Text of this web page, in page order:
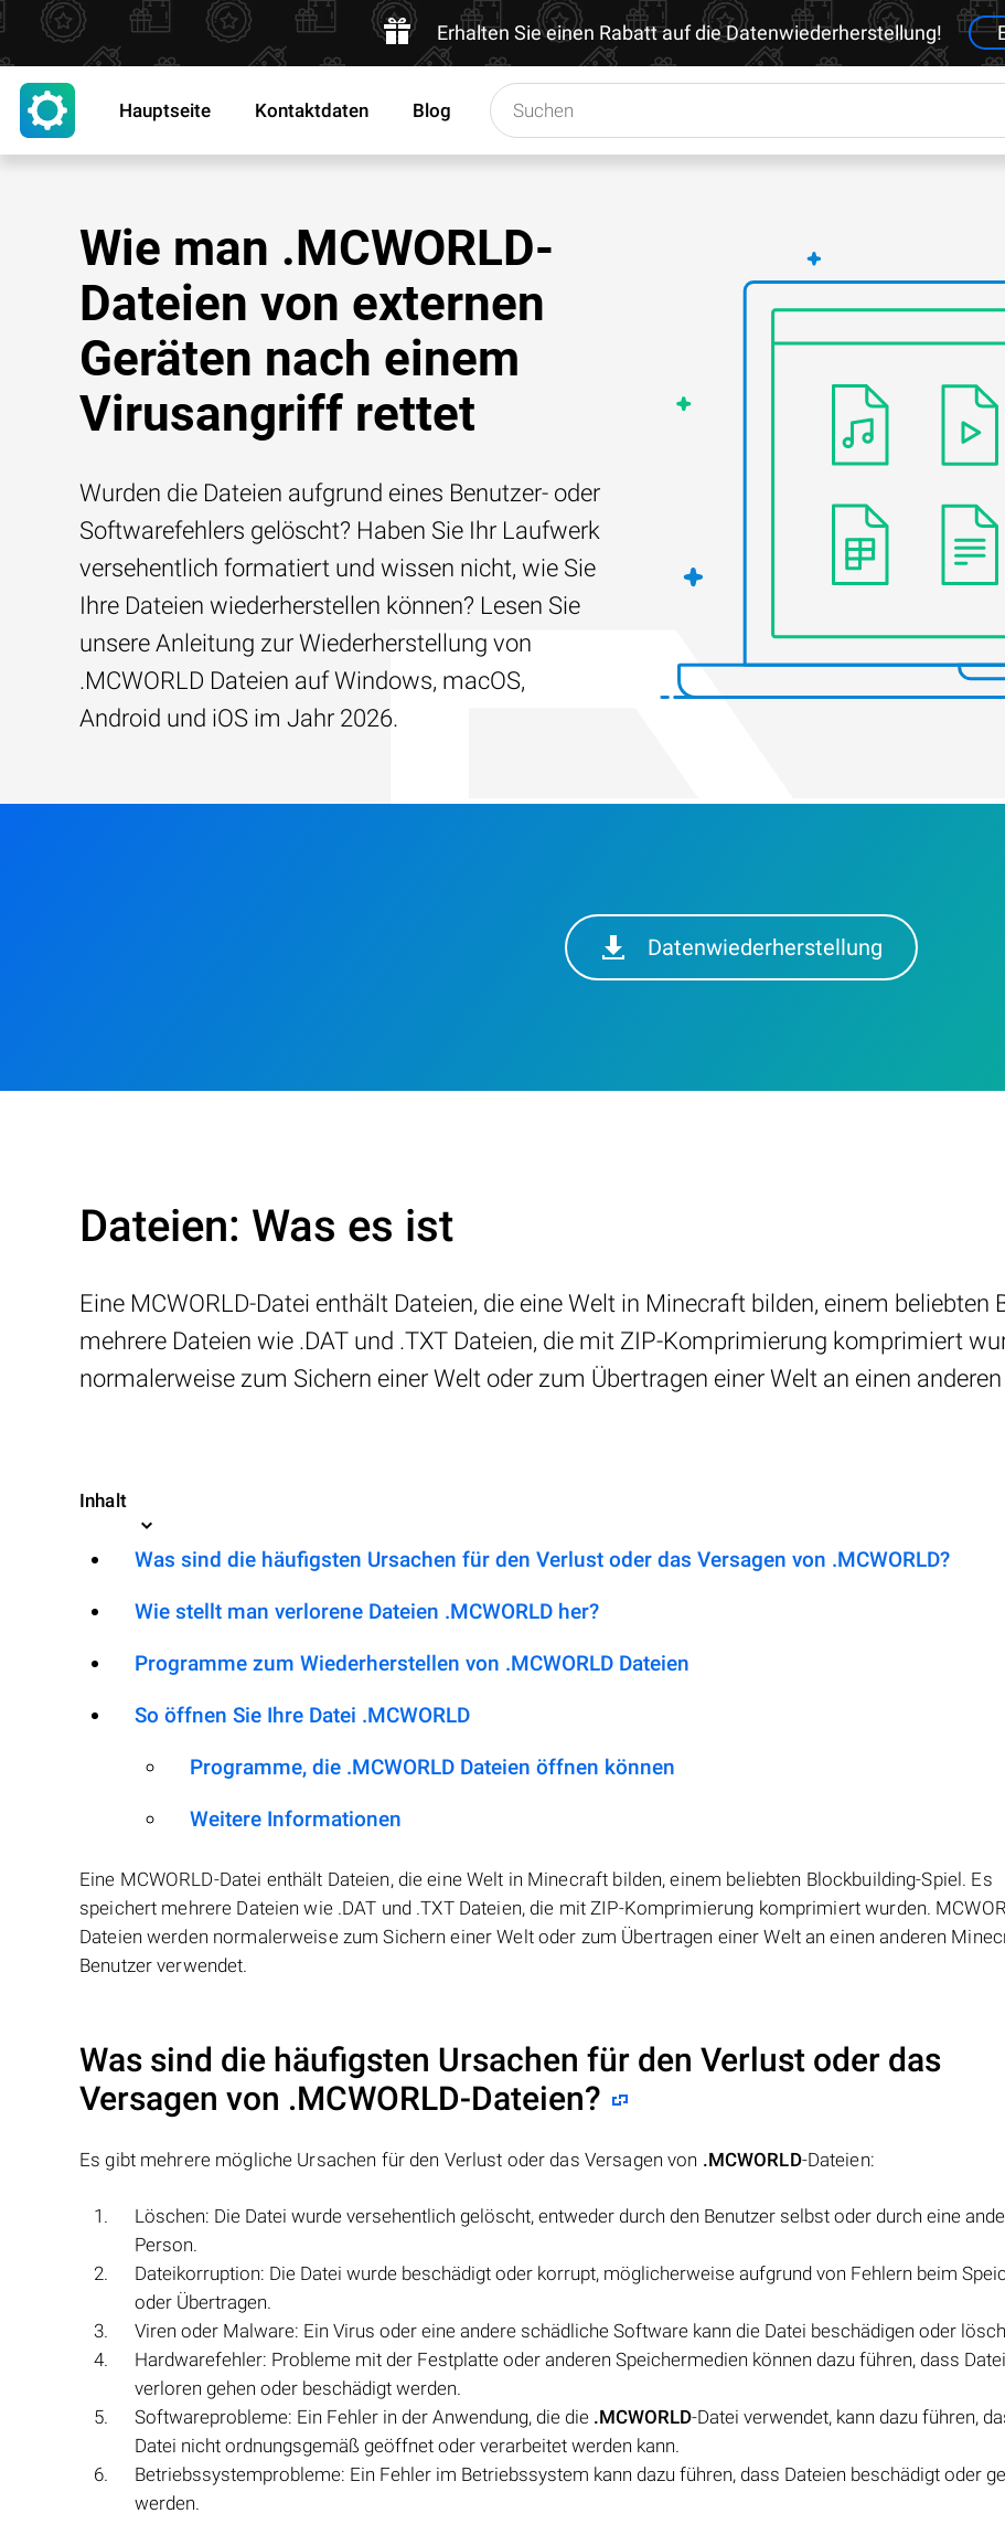
Erhalten Sie einen Rabatt auf die Datenwiederherstellung!
Hauptseite Kontaktdaten Blog
Wie man .MCWORLD-
Dateien von externen
Geräten nach einem
Virusangriff rettet
Wurden die Dateien aufgrund eines Benutzer- oder
Softwarefehlers gelöscht? Haben Sie Ihr Laufwerk
versehentlich formatiert und wissen nicht, wie Sie
Ihre Dateien wiederherstellen können? Lesen Sie
unsere Anleitung zur Wiederherstellung von
.MCWORLD Dateien auf Windows, macOS,
Android und iOS im Jahr 2026.
Datenwiederherstellung
Dateien: Was es ist
Eine MCWORLD-Datei enthält Dateien, die eine Welt in Minecraft bilden, einem
mehrere Dateien wie .DAT und .TXT Dateien, die mit ZIP-Komprimierung komprimiert
normalerweise zum Sichern einer Welt oder zum Übertragen einer Welt an einen
Inhalt
Was sind die häufigsten Ursachen für den Verlust oder das Versagen von .MCWORLD?
Wie stellt man verlorene Dateien .MCWORLD her?
Programme zum Wiederherstellen von .MCWORLD Dateien
So öffnen Sie Ihre Datei .MCWORLD
Programme, die .MCWORLD Dateien öffnen können
Weitere Informationen
Eine MCWORLD-Datei enthält Dateien, die eine Welt in Minecraft bilden, einem beliebten Blockbuilding-Spiel. Es
speichert mehrere Dateien wie .DAT und .TXT Dateien, die mit ZIP-Komprimierung komprimiert wurden.
Dateien werden normalerweise zum Sichern einer Welt oder zum Übertragen einer Welt an einen anderen
Benutzer verwendet.
Was sind die häufigsten Ursachen für den Verlust oder das
Versagen von .MCWORLD-Dateien?
Es gibt mehrere mögliche Ursachen für den Verlust oder das Versagen von .MCWORLD-Dateien:
Löschen: Die Datei wurde versehentlich gelöscht, entweder durch den Benutzer selbst oder durch eine
Person.
Dateikorruption: Die Datei wurde beschädigt oder korrupt, möglicherweise aufgrund von Fehlern beim
oder Übertragen.
Viren oder Malware: Ein Virus oder eine andere schädliche Software kann die Datei beschädigen oder
Hardwarefehler: Probleme mit der Festplatte oder anderen Speichermedien können dazu führen, dass
verloren gehen oder beschädigt werden.
Softwareprobleme: Ein Fehler in der Anwendung, die die .MCWORLD-Datei verwendet, kann dazu führen,
Datei nicht ordnungsgemäß geöffnet oder verarbeitet werden kann.
Betriebssystemprobleme: Ein Fehler im Betriebssystem kann dazu führen, dass Dateien beschädigt oder
werden.